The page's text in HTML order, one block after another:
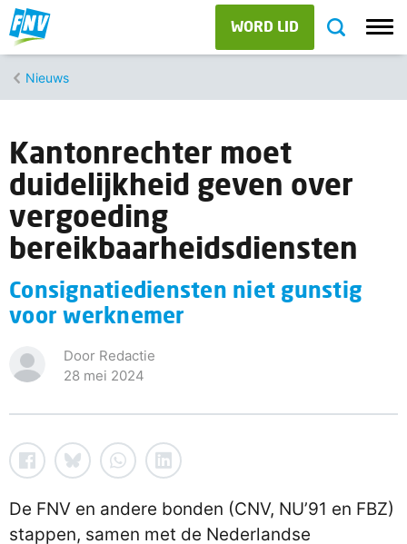
WORD LID
Nieuws
Kantonrechter moet
duidelijkheid geven over
vergoeding
bereikbaarheidsdiensten
Consignatiediensten niet gunstig
voor werknemer
Door Redactie
28 mei 2024
De FNV en andere bonden (CNV, NU’91 en FBZ)
stappen, samen met de Nederlandse